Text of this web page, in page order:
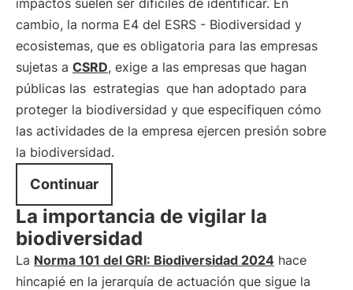
impactos suelen ser difíciles de identificar. En
cambio, la norma E4 del ESRS - Biodiversidad y
ecosistemas, que es obligatoria para las empresas
sujetas a CSRD, exige a las empresas que hagan
públicas las estrategias que han adoptado para
proteger la biodiversidad y que especifiquen cómo
las actividades de la empresa ejercen presión sobre
la biodiversidad.
Continuar
La importancia de vigilar la
biodiversidad
La Norma 101 del GRI: Biodiversidad 2024 hace
hincapié en la jerarquía de actuación que sigue la